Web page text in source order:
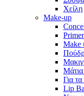
Χείλη
Make-up
Primer
Make
Για
Lip